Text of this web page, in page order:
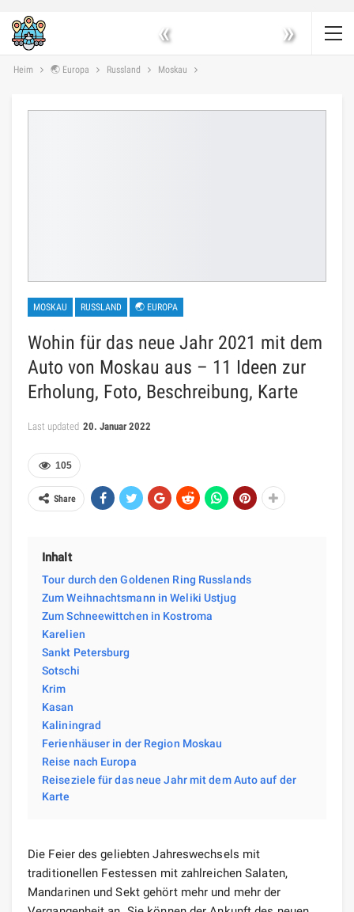
« »
Heim 🌏 Europa Russland Moskau
MOSKAU RUSSLAND 🌏 EUROPA
Wohin für das neue Jahr 2021 mit dem
Auto von Moskau aus – 11 Ideen zur
Erholung, Foto, Beschreibung, Karte
Last updated 20. Januar 2022
105
Share
Inhalt
Tour durch den Goldenen Ring Russlands
Zum Weihnachtsmann in Weliki Ustjug
Zum Schneewittchen in Kostroma
Karelien
Sankt Petersburg
Sotschi
Krim
Kasan
Kaliningrad
Ferienhäuser in der Region Moskau
Reise nach Europa
Reiseziele für das neue Jahr mit dem Auto auf der
Karte
Die Feier des geliebten Jahreswechsels mit
traditionellen Festessen mit zahlreichen Salaten,
Mandarinen und Sekt gehört mehr und mehr der